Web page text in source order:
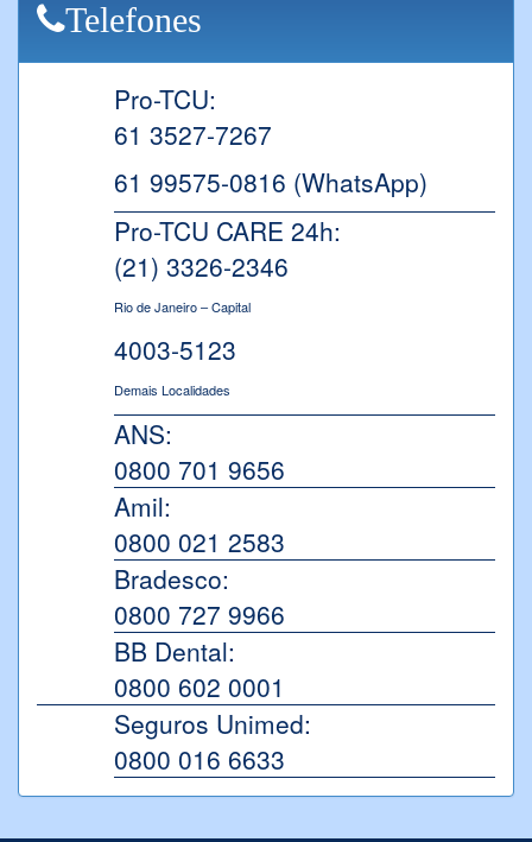
Telefones
Pro-TCU:
61 3527-7267
61 99575-0816 (WhatsApp)
Pro-TCU CARE 24h:
(21) 3326-2346
Rio de Janeiro – Capital
4003-5123
Demais Localidades
ANS:
0800 701 9656
Amil:
0800 021 2583
Bradesco:
0800 727 9966
BB Dental:
0800 602 0001
Seguros Unimed:
0800 016 6633